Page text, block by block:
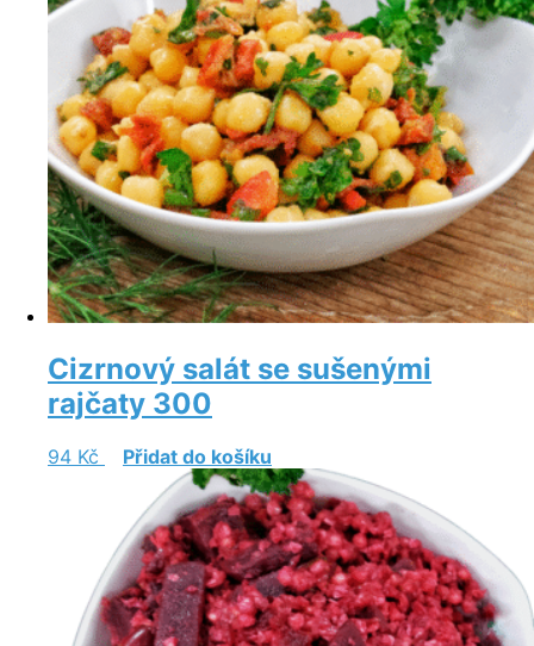
Cizrnový salát se sušenými
rajčaty 300
94 Kč Přidat do košíku